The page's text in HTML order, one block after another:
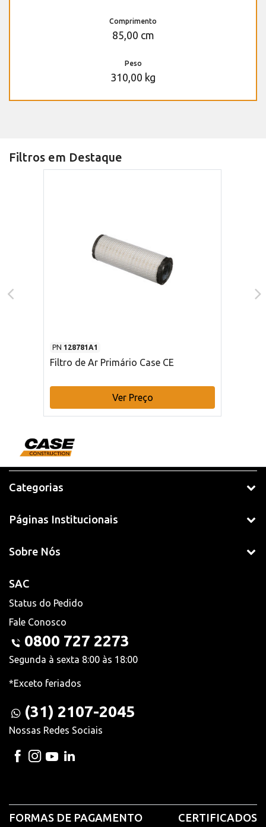
Comprimento
85,00 cm
Peso
310,00 kg
Filtros em Destaque
PN 128781A1
Filtro de Ar Primário Case CE
Ver Preço
Categorias
Páginas Institucionais
Sobre Nós
SAC
Status do Pedido
Fale Conosco
0800 727 2273
Segunda à sexta 8:00 às 18:00
*Exceto feriados
(31) 2107-2045
Nossas Redes Sociais
FORMAS DE PAGAMENTO CERTIFICADOS